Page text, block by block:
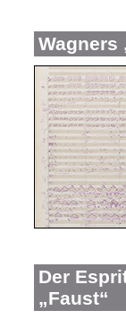
Wagners
Der
„Faust“